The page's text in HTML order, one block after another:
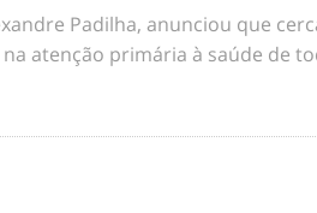
Padilha, anunciou que
atenção primária à saúde de